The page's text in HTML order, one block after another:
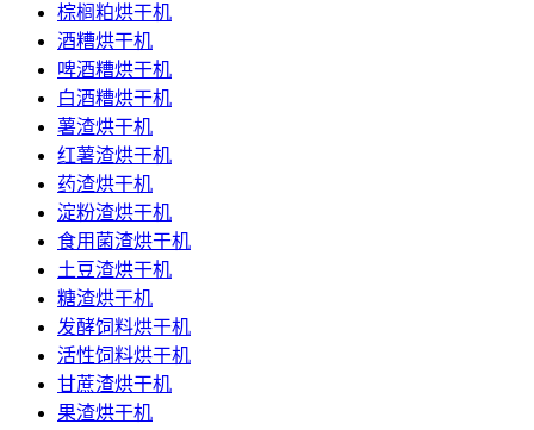
棕榈粕烘干机
酒糟烘干机
啤酒糟烘干机
白酒糟烘干机
薯渣烘干机
红薯渣烘干机
药渣烘干机
淀粉渣烘干机
食用菌渣烘干机
土豆渣烘干机
糖渣烘干机
发酵饲料烘干机
活性饲料烘干机
甘蔗渣烘干机
果渣烘干机